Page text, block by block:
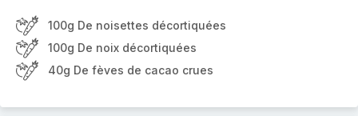
100g De noisettes décortiquées
100g De noix décortiquées
40g De fèves de cacao crues